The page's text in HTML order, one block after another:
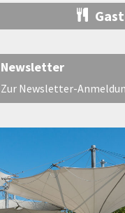
Newsletter
Zur Newsletter-